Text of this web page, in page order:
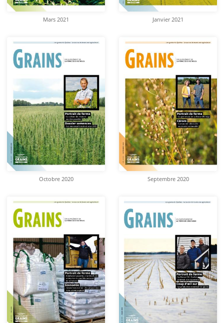
Mars 2021 Janvier 2021
Octobre 2020 Septembre 2020